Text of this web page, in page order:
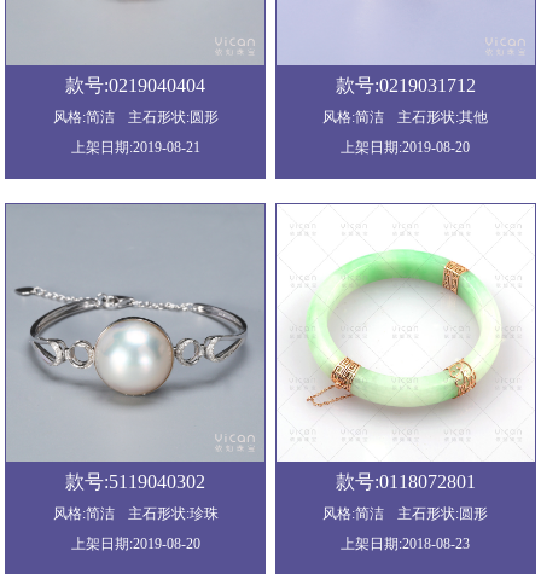
款号:0219040404
风格:简洁
主石形状:圆形
上架日期:2019-08-21
款号:0219031712
风格:简洁
主石形状:其他
上架日期:2019-08-20
款号:5119040302
风格:简洁
主石形状:珍珠
上架日期:2019-08-20
款号:0118072801
风格:简洁
主石形状:圆形
上架日期:2018-08-23